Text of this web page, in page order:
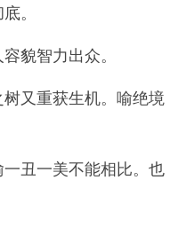
。
貌智力出众。
又重获生机。喻绝境
丑一美不能相比。也